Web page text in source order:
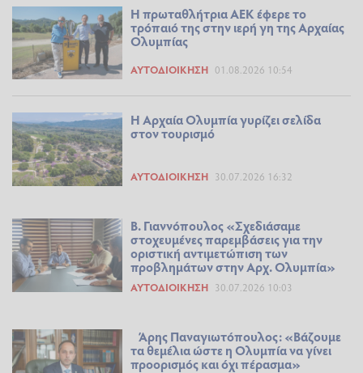
Η πρωταθλήτρια ΑΕΚ έφερε το
τρόπαιό της στην ιερή γη της Αρχαίας
Ολυμπίας
ΑΥΤΟΔΙΟΊΚΗΣΗ 01.08.2026 10:54
Η Αρχαία Ολυμπία γυρίζει σελίδα
στον τουρισμό
ΑΥΤΟΔΙΟΊΚΗΣΗ 30.07.2026 16:32
Β. Γιαννόπουλος «Σχεδιάσαμε
στοχευμένες παρεμβάσεις για την
οριστική αντιμετώπιση των
προβλημάτων στην Αρχ. Ολυμπία»
ΑΥΤΟΔΙΟΊΚΗΣΗ 30.07.2026 10:03
Άρης Παναγιωτόπουλος: «Βάζουμε
τα θεμέλια ώστε η Ολυμπία να γίνει
προορισμός και όχι πέρασμα»